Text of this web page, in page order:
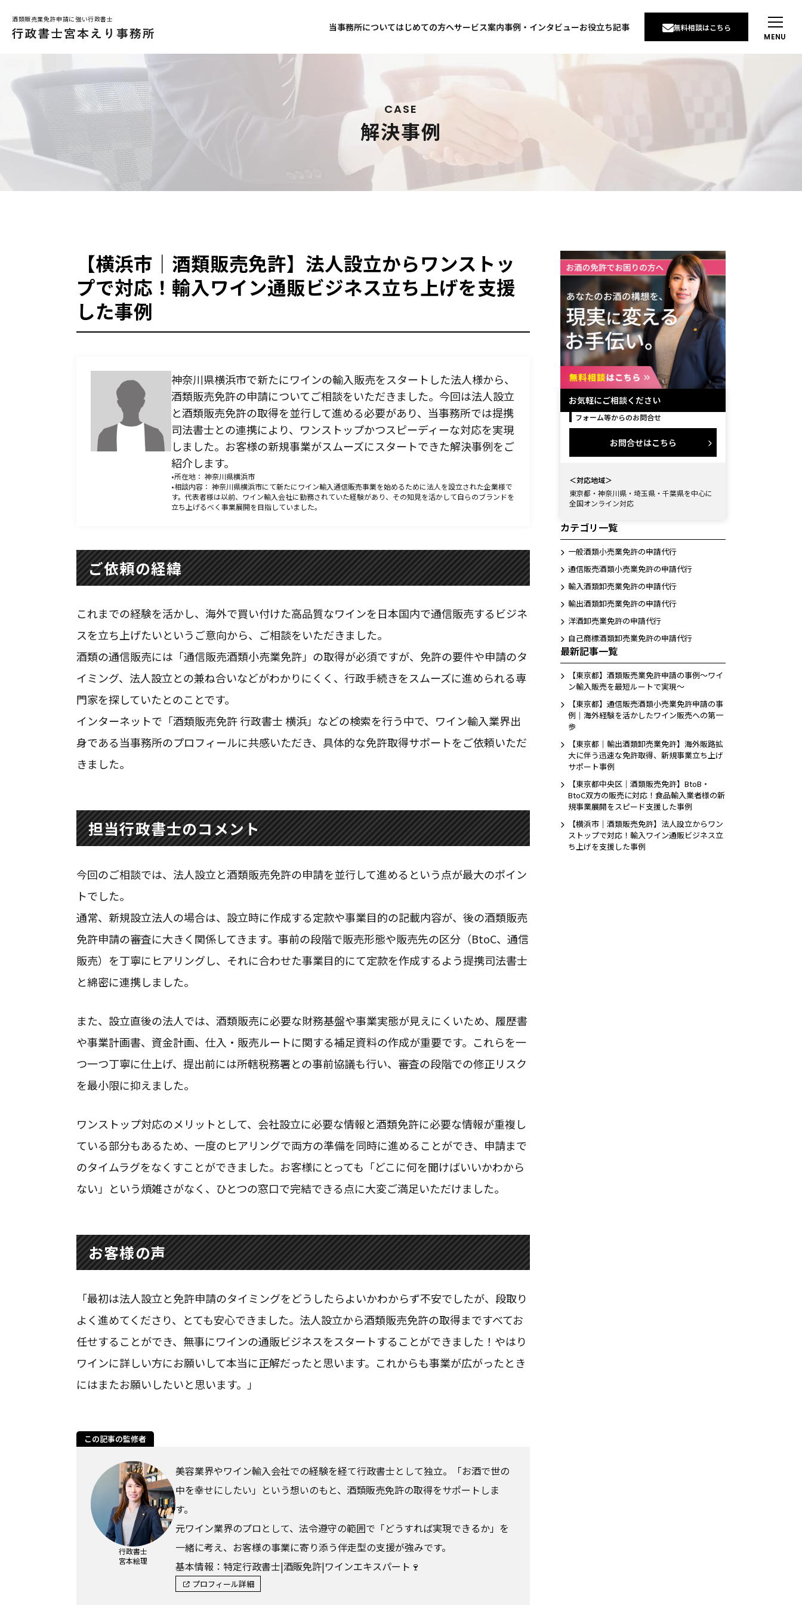
酒類販売業免許申請に強い行政書士
当事務所について
事務所案内
はじめての方へ
無料相談について
サービス案内
飲食店にお酒を売りたい
ネット通販で酒を売りたい
海外からお酒を輸入して国内で売りたい
日本のお酒を海外に輸出したい
洋酒を業者に卸したい
自分のブランドのお酒を卸したい
事例・インタビュー
お客様インタビュー
解決事例
お役立ち記事
無料相談はこちら
MENU
CASE
解決事例
【横浜市｜酒類販売免許】法人設立からワンストッ
プで対応！輸入ワイン通販ビジネス立ち上げを支援
した事例
神奈川県横浜市で新たにワインの輸入販売をスタートした法人様から、
酒類販売免許の申請についてご相談をいただきました。今回は法人設立
と酒類販売免許の取得を並行して進める必要があり、当事務所では提携
司法書士との連携により、ワンストップかつスピーディーな対応を実現
しました。お客様の新規事業がスムーズにスタートできた解決事例をご
紹介します。
•所在地： 神奈川県横浜市
•相談内容： 神奈川県横浜市にて新たにワイン輸入通信販売事業を始めるために法人を設立された企業様で
す。代表者様は以前、ワイン輸入会社に勤務されていた経験があり、その知見を活かして自らのブランドを
立ち上げるべく事業展開を目指していました。
ご依頼の経緯
これまでの経験を活かし、海外で買い付けた高品質なワインを日本国内で通信販売するビジネ
スを立ち上げたいというご意向から、ご相談をいただきました。
酒類の通信販売には「通信販売酒類小売業免許」の取得が必須ですが、免許の要件や申請のタ
イミング、法人設立との兼ね合いなどがわかりにくく、行政手続きをスムーズに進められる専
門家を探していたとのことです。
インターネットで「酒類販売免許 行政書士 横浜」などの検索を行う中で、ワイン輸入業界出
身である当事務所のプロフィールに共感いただき、具体的な免許取得サポートをご依頼いただ
きました。
担当行政書士のコメント
今回のご相談では、法人設立と酒類販売免許の申請を並行して進めるという点が最大のポイン
トでした。
通常、新規設立法人の場合は、設立時に作成する定款や事業目的の記載内容が、後の酒類販売
免許申請の審査に大きく関係してきます。事前の段階で販売形態や販売先の区分（BtoC、通信
販売）を丁寧にヒアリングし、それに合わせた事業目的にて定款を作成するよう提携司法書士
と綿密に連携しました。
また、設立直後の法人では、酒類販売に必要な財務基盤や事業実態が見えにくいため、履歴書
や事業計画書、資金計画、仕入・販売ルートに関する補足資料の作成が重要です。これらを一
つ一つ丁寧に仕上げ、提出前には所轄税務署との事前協議も行い、審査の段階での修正リスク
を最小限に抑えました。
ワンストップ対応のメリットとして、会社設立に必要な情報と酒類免許に必要な情報が重複し
ている部分もあるため、一度のヒアリングで両方の準備を同時に進めることができ、申請まで
のタイムラグをなくすことができました。お客様にとっても「どこに何を聞けばいいかわから
ない」という煩雑さがなく、ひとつの窓口で完結できる点に大変ご満足いただけました。
お客様の声
「最初は法人設立と免許申請のタイミングをどうしたらよいかわからず不安でしたが、段取り
よく進めてくださり、とても安心できました。法人設立から酒類販売免許の取得まですべてお
任せすることができ、無事にワインの通販ビジネスをスタートすることができました！やはり
ワインに詳しい方にお願いして本当に正解だったと思います。これからも事業が広がったとき
にはまたお願いしたいと思います。」
この記事の監修者
行政書士
宮本絵理
美容業界やワイン輸入会社での経験を経て行政書士として独立。「お酒で世の
中を幸せにしたい」という想いのもと、酒類販売免許の取得をサポートしま
す。
元ワイン業界のプロとして、法令遵守の範囲で「どうすれば実現できるか」を
一緒に考え、お客様の事業に寄り添う伴走型の支援が強みです。
基本情報：特定行政書士|酒販免許|ワインエキスパート🍷
プロフィール詳細
お気軽にご相談ください
フォーム等からのお問合せ
お問合せはこちら
＜対応地域＞
東京都・神奈川県・埼玉県・千葉県を中心に
全国オンライン対応
カテゴリ一覧
一般酒類小売業免許の申請代行
通信販売酒類小売業免許の申請代行
輸入酒類卸売業免許の申請代行
輸出酒類卸売業免許の申請代行
洋酒卸売業免許の申請代行
自己商標酒類卸売業免許の申請代行
最新記事一覧
【東京都】酒類販売業免許申請の事例〜ワイ
ン輸入販売を最短ルートで実現〜
【東京都】通信販売酒類小売業免許申請の事
例｜海外経験を活かしたワイン販売への第一
歩
【東京都｜輸出酒類卸売業免許】海外販路拡
大に伴う迅速な免許取得、新規事業立ち上げ
サポート事例
【東京都中央区｜酒類販売免許】BtoB・
BtoC双方の販売に対応！食品輸入業者様の新
規事業展開をスピード支援した事例
【横浜市｜酒類販売免許】法人設立からワン
ストップで対応！輸入ワイン通販ビジネス立
ち上げを支援した事例
メインメニュー
トップページ
事務所案内
お客様インタビュー
解決事例
お役立ち記事
お知らせ
お問合せ
はじめての方へ
事務所コンセプト
料金について
お店で酒を売りたい
飲食店にお酒を売りたい ネット通販で酒を売りたい
卸売業関係の免許
全ての種類のお酒を業者に卸したい
ビールを業者に卸したい
輸出入関係の免許
海外からお酒を輸入して国内で売り
たい
日本のお酒を海外に輸出したい
プライバシーポリシー
お問合せ
CONTACT
ご質問やご相談がございましたら、お気軽にお問合せください。
当事務所の専門スタッフが丁寧に対応いたします。
お問合せフォーム Chatworkから相談する
コンタクト追加後お問合せ下さい。
LINEから相談する
友だち追加後お問合せ下さい。
東京都・神奈川県・埼玉県・千葉県を中心に全国オンライン対応